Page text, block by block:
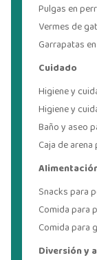
Pulgas en
Vermes de
Garrapatas
Cuidado
Higiene y
Higiene y
Baño y aseo
Caja de
Snacks para
Comida para
Comida para
Diversión y